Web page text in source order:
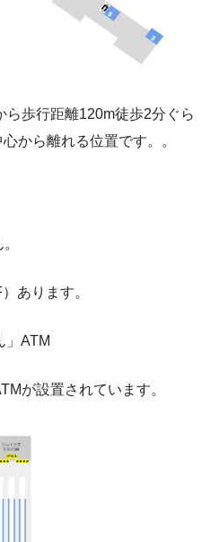
ら歩行距離120m徒歩2分ぐら
から離れる位置です。。
あります。
」ATM
が設置されています。